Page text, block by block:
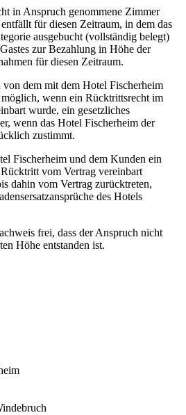
in Anspruch genommene Zimmer
für diesen Zeitraum, in dem das
ausgebucht (vollständig belegt)
zur Bezahlung in Höhe der
für diesen Zeitraum.
dem mit dem Hotel Fischerheim
möglich, wenn ein Rücktrittsrecht im
wurde, ein gesetzliches
wenn das Hotel Fischerheim der
zustimmt.
Fischerheim und dem Kunden ein
vom Vertrag vereinbart
dahin vom Vertrag zurücktreten,
des Hotels
frei, dass der Anspruch nicht
Höhe entstanden ist.